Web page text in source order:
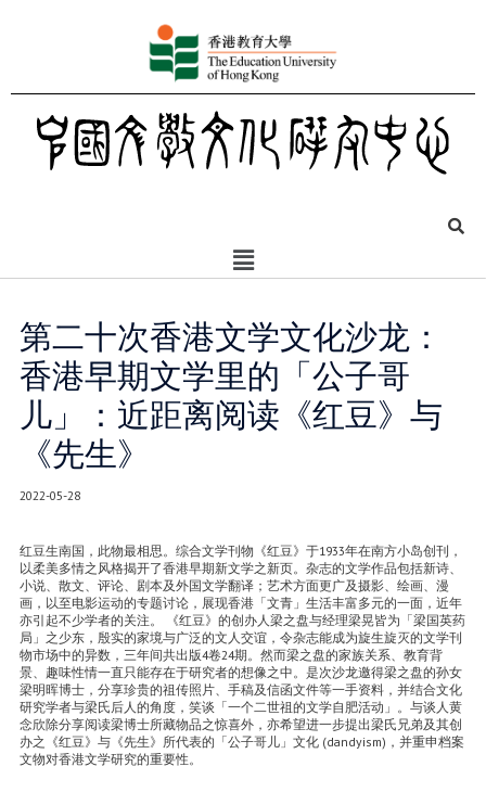
第二十次香港文学文化沙龙：
香港早期文学里的「公子哥
儿」：近距离阅读《红豆》与
《先生》
2022-05-28
红豆生南国，此物最相思。综合文学刊物《红豆》于1933年在南方小岛创刊，
以柔美多情之风格揭开了香港早期新文学之新页。杂志的文学作品包括新诗、
小说、散文、评论、剧本及外国文学翻译；艺术方面更广及摄影、绘画、漫
画，以至电影运动的专题讨论，展现香港「文青」生活丰富多元的一面，近年
亦引起不少学者的关注。 《红豆》的创办人梁之盘与经理梁晃皆为「梁国英药
局」之少东，殷实的家境与广泛的文人交谊，令杂志能成为旋生旋灭的文学刊
物市场中的异数，三年间共出版4卷24期。然而梁之盘的家族关系、教育背
景、趣味性情一直只能存在于研究者的想像之中。是次沙龙邀得梁之盘的孙女
梁明晖博士，分享珍贵的祖传照片、手稿及信函文件等一手资料，并结合文化
研究学者与梁氏后人的角度，笑谈「一个二世祖的文学自肥活动」。与谈人黄
念欣除分享阅读梁博士所藏物品之惊喜外，亦希望进一步提出梁氏兄弟及其创
办之《红豆》与《先生》所代表的「公子哥儿」文化 (dandyism)，并重申档案
文物对香港文学研究的重要性。